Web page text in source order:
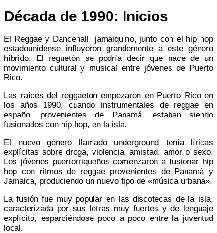
Década de 1990: Inicios
El Reggae y Dancehall jamaiquino, junto con el hip hop
estadounidense influyeron grandemente a este género
híbrido. El reguetón se podría decir que nace de un
movimiento cultural y musical entre jóvenes de Puerto
Rico.​
Las raíces del reggaeton empezaron en Puerto Rico en
los años 1990, cuando instrumentales de reggae en
español provenientes de Panamá, estaban siendo
fusionados con hip hop, en la isla.
El nuevo género llamado underground tenía líricas
explícitas sobre droga, violencia, amistad, amor o sexo.
Los jóvenes puertorriqueños comenzaron a fusionar hip
hop con ritmos de reggae provenientes de Panamá y
Jamaica, produciendo un nuevo tipo de «música urbana».
La fusión fue muy popular en las discotecas de la isla,
caracterizada por sus letras muy fuertes y de lenguaje
explícito, esparciéndose poco a poco entre la juventud
local.​